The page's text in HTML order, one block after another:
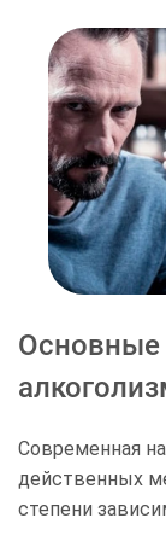
Тайное
риск для
нервной
приема
осмотра и
избежать
момент
Основные
Современная
действенных
степени